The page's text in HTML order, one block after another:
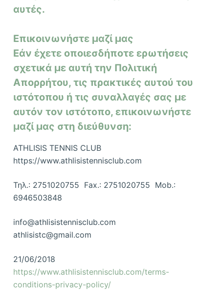
αυτές.
Επικοινωνήστε μαζί μας
Εάν έχετε οποιεσδήποτε ερωτήσεις
σχετικά με αυτή την Πολιτική
Απορρήτου, τις πρακτικές αυτού του
ιστότοπου ή τις συναλλαγές σας με
αυτόν τον ιστότοπο, επικοινωνήστε
μαζί μας στη διεύθυνση:
ATHLISIS TENNIS CLUB
https://www.athlisistennisclub.com
Τηλ.: 2751020755 Fax.: 2751020755 Mob.:
6946503848
info@athlisistennisclub.com
athlisistc@gmail.com
21/06/2018
https://www.athlisistennisclub.com/terms-
conditions-privacy-policy/